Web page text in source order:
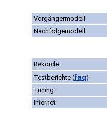
Vorgängermodell
Nachfolgemodell
Rekorde
Testberichte (faq)
Tuning
Internet